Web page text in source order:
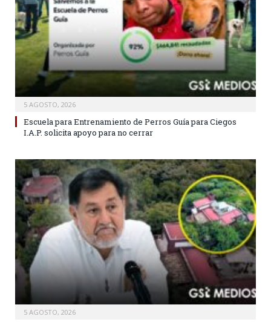
5 AGOSTO, 2026
Escuela para Entrenamiento de Perros Guía para Ciegos
I.A.P. solicita apoyo para no cerrar
5 AGOSTO, 2026